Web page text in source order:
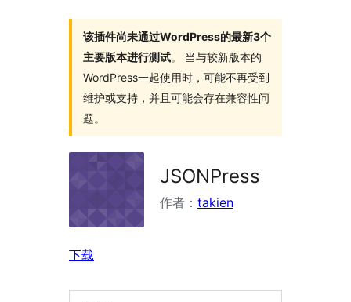
该插件尚未通过WordPress的最新3个
主要版本进行测试。 当与较新版本的
WordPress一起使用时，可能不再受到
维护或支持，并且可能会存在兼容性问
题。
JSONPress
作者： takien
下载